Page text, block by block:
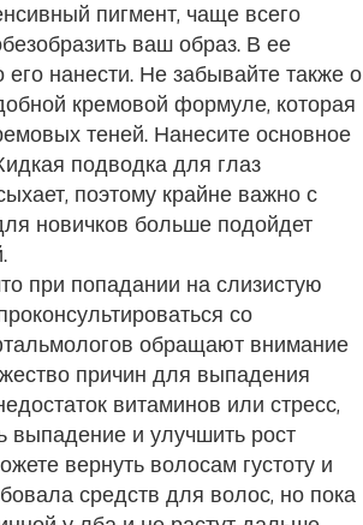
пигмент, чаще всего
ваш образ. В ее
нанести. Не забывайте также о
кремовой формуле, которая
теней. Нанесите основное
подводка для глаз
поэтому крайне важно с
новичков больше подойдет
при попадании на слизистую
со
обращают внимание
причин для выпадения
витаминов или стресс,
выпадение и улучшить рост
вернуть волосам густоту и
средств для волос, но пока